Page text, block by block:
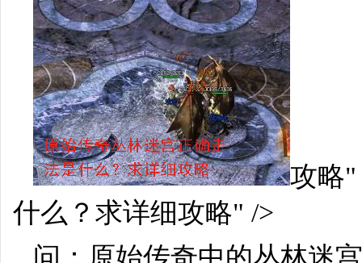
攻略"
什么？求详细攻略" />
问：原始传奇中的丛林迷